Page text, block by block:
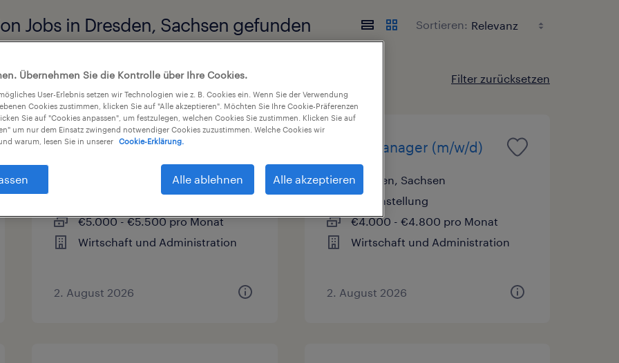
Jobs in Dresden, Sachsen gefunden Sortieren:
Gehalt Arbeitszeit Filter zurücksetzen
Personalreferent (m/w/d)
Dresden, Sachsen
€5.000 - €5.500 pro Monat
Wirtschaft und Administration
2. August 2026
Office Manager (m/w/d)
Dresden, Sachsen
Festanstellung
€4.000 - €4.800 pro Monat
Wirtschaft und Administration
2. August 2026
Übernehmen Sie die Kontrolle über Ihre Cookies.
User-Erlebnis setzen wir Technologien wie z. B. Cookies ein. Wenn Sie der Verwendung
Cookies zustimmen, klicken Sie auf "Alle akzeptieren". Möchten Sie Ihre Cookie-Präferenzen
Sie auf "Cookies anpassen", um festzulegen, welchen Cookies Sie zustimmen. Klicken Sie auf
um nur dem Einsatz zwingend notwendiger Cookies zuzustimmen. Welche Cookies wir
warum, lesen Sie in unserer
Cookie-Erklärung.
Alle ablehnen Alle akzeptieren